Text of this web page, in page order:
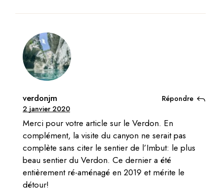
verdonjm
2 janvier 2020
Merci pour votre article sur le Verdon. En
complément, la visite du canyon ne serait pas
complète sans citer le sentier de l’Imbut: le plus
beau sentier du Verdon. Ce dernier a été
entièrement ré-aménagé en 2019 et mérite le
détour!
Répondre